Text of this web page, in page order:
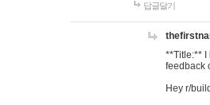
답글달기
**Title:** I
feedback
Hey r/